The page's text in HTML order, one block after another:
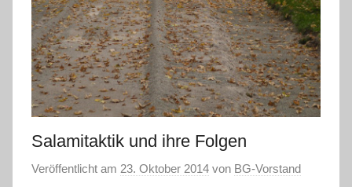
Salamitaktik und ihre Folgen
Veröffentlicht am 23. Oktober 2014 von BG-Vorstand